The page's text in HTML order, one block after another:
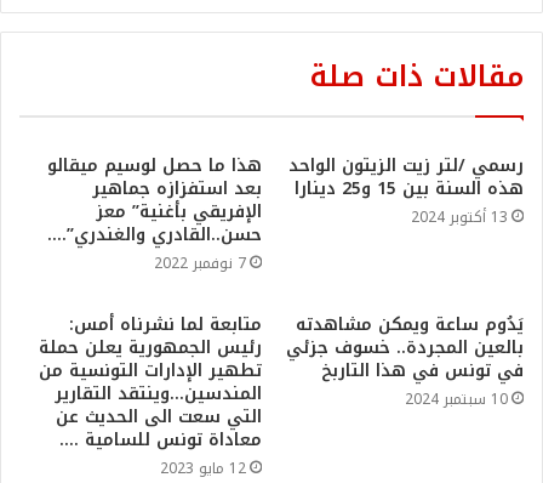
مقالات ذات صلة
رسمي /لتر زيت الزيتون الواحد
هذه السنة بين 15 و25 دينارا
13 أكتوبر 2024
هذا ما حصل لوسيم ميقالو
بعد استفزازه جماهير
الإفريقي بأغنية” معز
حسن..القادري والغندري”….
7 نوفمبر 2022
يَدُوم ساعة ويمكن مشاهدته
بالعين المجردة.. خسوف جزئي
في تونس في هذا التاربخ
10 سبتمبر 2024
متابعة لما نشرناه أمس:
رئيس الجمهورية يعلن حملة
تطهير الإدارات التونسية من
المندسين…وينتقد التقارير
التي سعت الى الحديث عن
معاداة تونس للسامية ….
12 مايو 2023